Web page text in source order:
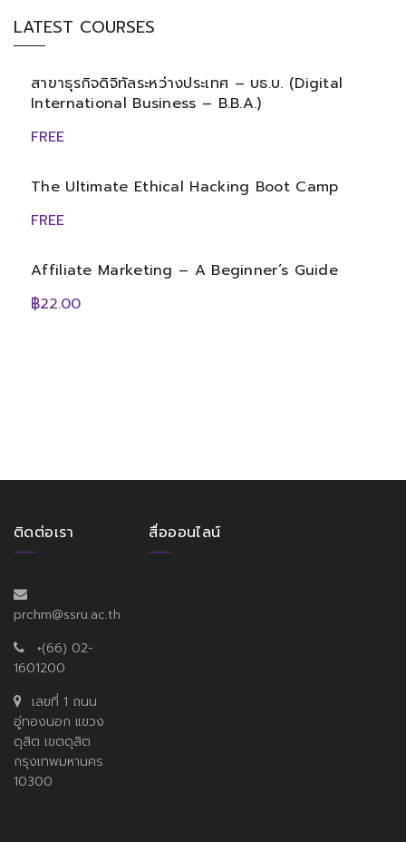
LATEST COURSES
สาขาธุรกิจดิจิทัลระหว่างประเทศ – บธ.บ. (Digital
International Business – B.B.A.)
FREE
The Ultimate Ethical Hacking Boot Camp
FREE
Affiliate Marketing – A Beginner’s Guide
฿22.00
ติดต่อเรา
prchm@ssru.ac.th
+(66) 02-
1601200
เลขที่ 1 ถนน
อู่ทองนอก แขวง
ดุสิต เขตดุสิต
กรุงเทพมหานคร
10300
สื่อออนไลน์